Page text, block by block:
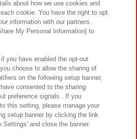
ステナビリティ サイトポリシー
ウェブアクセシビリティ方針と検証結果
ともに
応方針 よくあるご質問・お問い合わせ
Namco Amusement Inc.
about how we use cookies and
cookie. You have the right to opt
information with our partners.
My Personal Information] to
you have enabled the opt-out
choose to allow the sharing of
on the following setup banner,
consented to the sharing
preference signals . If you
this setting, please manage your
setup banner by clicking the link
Settings' and close the banner.